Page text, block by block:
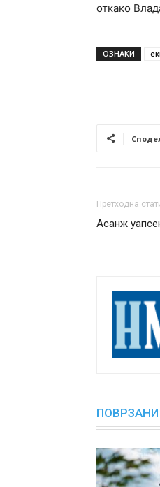
откако
ОЗНАКИ
Претходна
Асанж